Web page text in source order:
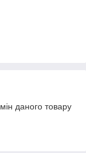
даного товару